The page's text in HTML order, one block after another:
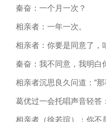
秦奋：一个月一次？
相亲者：一年一次。
相亲者：你要是同意了，咱
秦奋：我不同意，我明白你
相亲者沉思良久问道：“那
葛优过一会托唱声音轻答
相亲者（徐若瑄）：你不